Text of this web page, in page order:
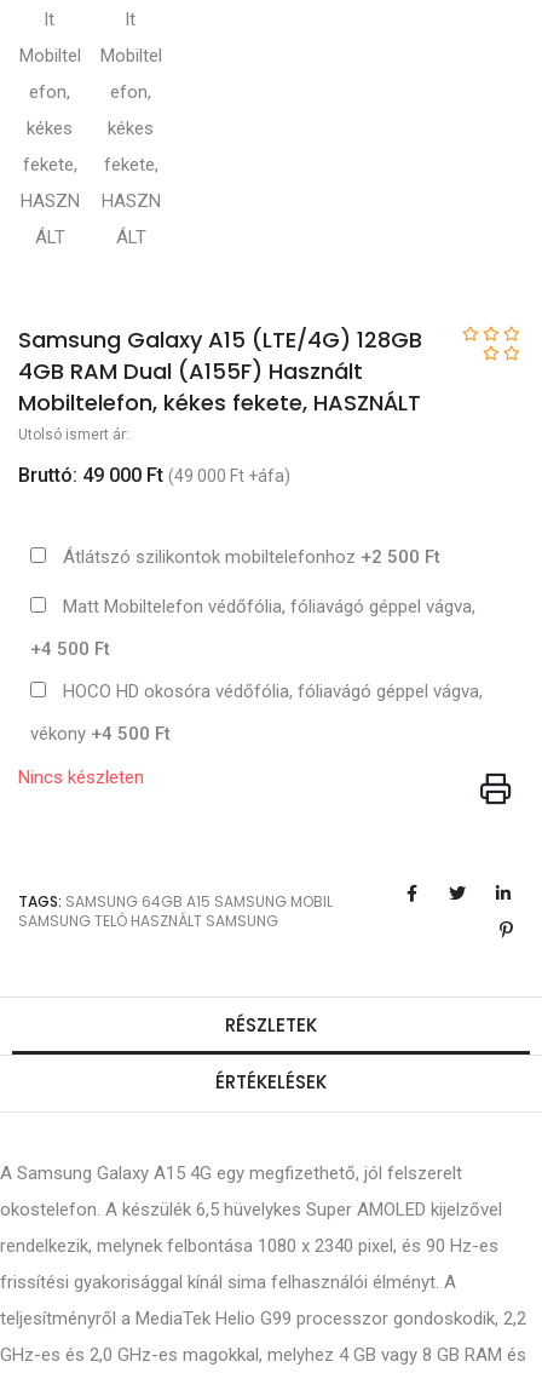
Samsung Galaxy A15 (LTE/4G) 128GB
4GB RAM Dual (A155F) Használt
Mobiltelefon, kékes fekete, HASZNÁLT
Utolsó ismert ár:
Bruttó: 49 000 Ft (49 000 Ft +áfa)
Átlátszó szilikontok mobiltelefonhoz +2 500 Ft
Matt Mobiltelefon védőfólia, fóliavágó géppel vágva,
+4 500 Ft
HOCO HD okosóra védőfólia, fóliavágó géppel vágva,
vékony +4 500 Ft
Nincs készleten
TAGS: SAMSUNG 64GB A15 SAMSUNG MOBIL
SAMSUNG TELÓ HASZNÁLT SAMSUNG
RÉSZLETEK
ÉRTÉKELÉSEK
A Samsung Galaxy A15 4G egy megfizethető, jól felszerelt
okostelefon. A készülék 6,5 hüvelykes Super AMOLED kijelzővel
rendelkezik, melynek felbontása 1080 x 2340 pixel, és 90 Hz-es
frissítési gyakorisággal kínál sima felhasználói élményt. A
teljesítményről a MediaTek Helio G99 processzor gondoskodik, 2,2
GHz-es és 2,0 GHz-es magokkal, melyhez 4 GB vagy 8 GB RAM és